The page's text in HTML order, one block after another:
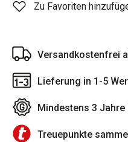
Zu Favoriten
Versandkostenfrei
Lieferung in 1-5
Mindestens 3 Jahre
Treuepunkte